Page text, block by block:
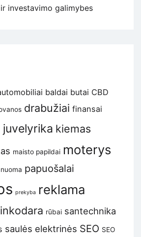
investavimo galimybes
baldai butai CBD
drabužiai finansai
juvelyrika kiemas
maisto papildai moterys
nuoma papuošalai
prekyba reklama
rūbai santechnika
saulės elektrinės SEO SEO